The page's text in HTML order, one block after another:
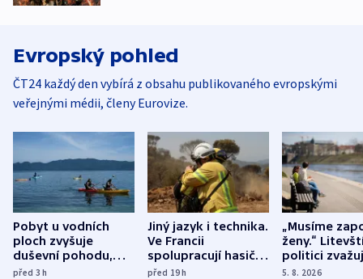
Evropský pohled
ČT24 každý den vybírá z obsahu publikovaného evropskými
veřejnými médii, členy Eurovize.
Pobyt u vodních
ploch zvyšuje
duševní pohodu,
ukázala
před 3h
Jiný jazyk i technika.
Ve Francii
spolupracují hasiči z
různých zemí
před 19h
„Musíme
ženy.“
politici
dohodu o
5. 8. 2026